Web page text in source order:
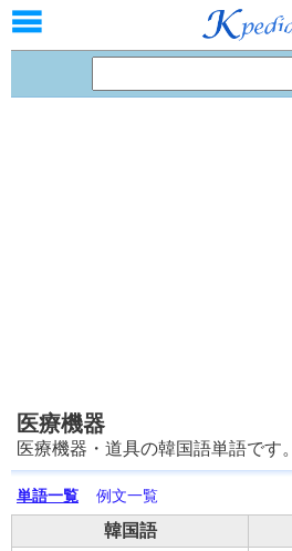
医療機器
医療機器・道具の韓国語単語です。
単語一覧 例文一覧
韓国語